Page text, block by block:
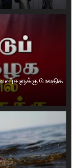
மேலதிக